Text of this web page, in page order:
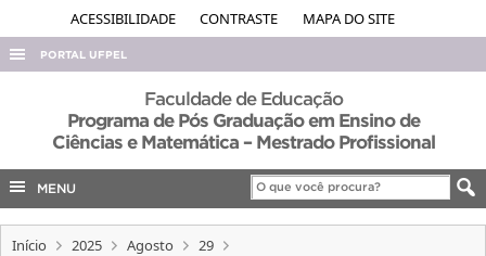
ACESSIBILIDADE CONTRASTE MAPA DO SITE
PORTAL UFPEL
ACESSO À INFORMAÇÃO
AUDITORIA
EDITAIS
Faculdade de Educação
Programa de Pós Graduação em Ensino de
Ciências e Matemática – Mestrado Profissional
MENU
Início 2025 Agosto
29